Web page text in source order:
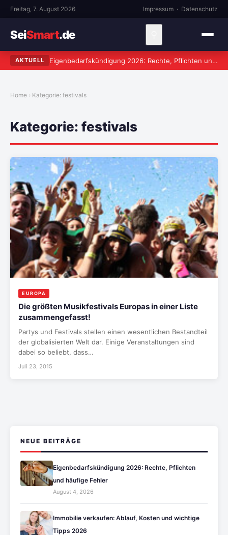
Freitag, 7. August 2026 Impressum · Datenschutz
SeiSmart.de
AKTUELL Eigenbedarfskündigung 2026: Rechte, Pflichten und häufige Fehler
Home Kategorie: festivals
Kategorie: festivals
EUROPA
Die größten Musikfestivals Europas in einer Liste
zusammengefasst!
Partys und Festivals stellen einen wesentlichen Bestandteil
der globalisierten Welt dar. Einige Veranstaltungen sind
dabei so beliebt, dass…
Juli 23, 2015
NEUE BEITRÄGE
Eigenbedarfskündigung 2026: Rechte, Pflichten
und häufige Fehler
August 4, 2026
Immobilie verkaufen: Ablauf, Kosten und wichtige
Tipps 2026